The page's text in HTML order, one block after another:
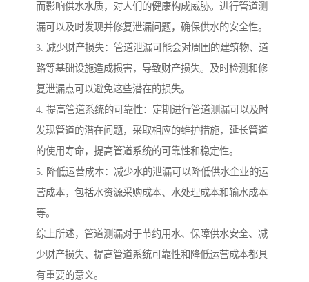
而影响供水水质，对人们的健康构成威胁。进行管道测
漏可以及时发现并修复泄漏问题，确保供水的安全性。
3. 减少财产损失：管道泄漏可能会对周围的建筑物、道
路等基础设施造成损害，导致财产损失。及时检测和修
复泄漏点可以避免这些潜在的损失。
4. 提高管道系统的可靠性：定期进行管道测漏可以及时
发现管道的潜在问题，采取相应的维护措施，延长管道
的使用寿命，提高管道系统的可靠性和稳定性。
5. 降低运营成本：减少水的泄漏可以降低供水企业的运
营成本，包括水资源采购成本、水处理成本和输水成本
等。
综上所述，管道测漏对于节约用水、保障供水安全、减
少财产损失、提高管道系统可靠性和降低运营成本都具
有重要的意义。